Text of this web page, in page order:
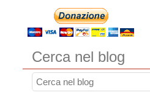
Cerca nel blog